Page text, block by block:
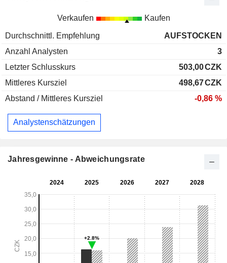
Verkaufen Kaufen
Durchschnittl. Empfehlung
AUFSTOCKEN
Anzahl Analysten
3
Letzter Schlusskurs
503,00CZK
Mittleres Kursziel
498,67CZK
Abstand / Mittleres Kursziel
-0,86 %
Analystenschätzungen
Jahresgewinne - Abweichungsrate